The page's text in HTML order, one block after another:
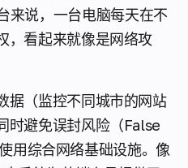
来说，一台电脑每天在不
，看起来就像是网络攻
据（监控不同城市的网站
时避免误封风险（False
用综合网络基础设施。像